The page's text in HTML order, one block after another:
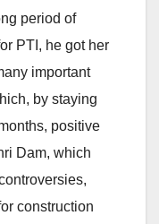
period of
PTI, he got her
important
by staying
positive
Dam, which
construction